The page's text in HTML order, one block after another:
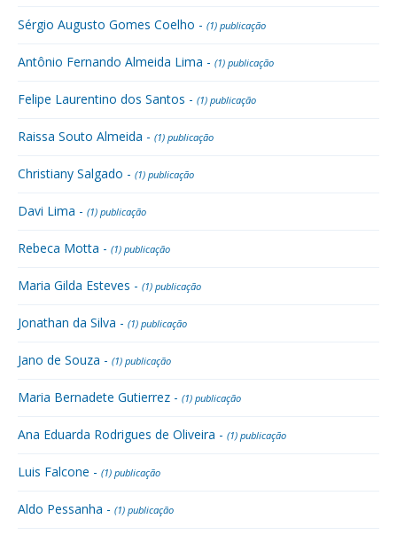
Sérgio Augusto Gomes Coelho - (1) publicação
Antônio Fernando Almeida Lima - (1) publicação
Felipe Laurentino dos Santos - (1) publicação
Raissa Souto Almeida - (1) publicação
Christiany Salgado - (1) publicação
Davi Lima - (1) publicação
Rebeca Motta - (1) publicação
Maria Gilda Esteves - (1) publicação
Jonathan da Silva - (1) publicação
Jano de Souza - (1) publicação
Maria Bernadete Gutierrez - (1) publicação
Ana Eduarda Rodrigues de Oliveira - (1) publicação
Luis Falcone - (1) publicação
Aldo Pessanha - (1) publicação